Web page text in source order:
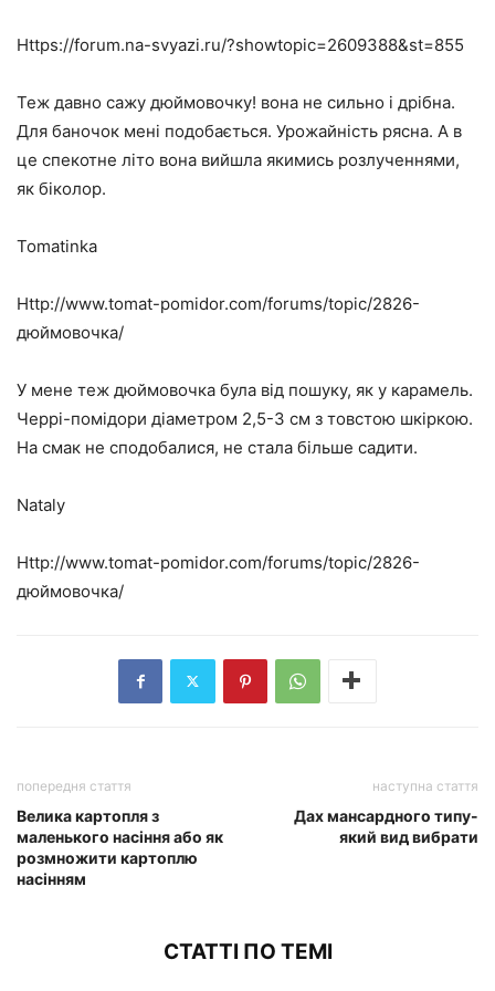
Https://forum.na-svyazi.ru/?showtopic=2609388&st=855
Теж давно сажу дюймовочку! вона не сильно і дрібна.
Для баночок мені подобається. Урожайність рясна. А в
це спекотне літо вона вийшла якимись розлученнями,
як біколор.
Tomatinka
Http://www.tomat-pomidor.com/forums/topic/2826-
дюймовочка/
У мене теж дюймовочка була від пошуку, як у карамель.
Черрі-помідори діаметром 2,5-3 см з товстою шкіркою.
На смак не сподобалися, не стала більше садити.
Nataly
Http://www.tomat-pomidor.com/forums/topic/2826-
дюймовочка/
попередня стаття
Велика картопля з
маленького насіння або як
розмножити картоплю
насінням
наступна стаття
Дах мансардного типу-
який вид вибрати
СТАТТІ ПО ТЕМІ